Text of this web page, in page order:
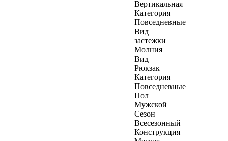
Вертикальная
Категория
Повседневные
Вид
застежки
Молния
Вид
Рюкзак
Категория
Повседневные
Пол
Мужской
Сезон
Всесезонный
Конструкция